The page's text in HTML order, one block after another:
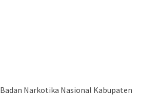
Badan Narkotika Nasional Kabupaten